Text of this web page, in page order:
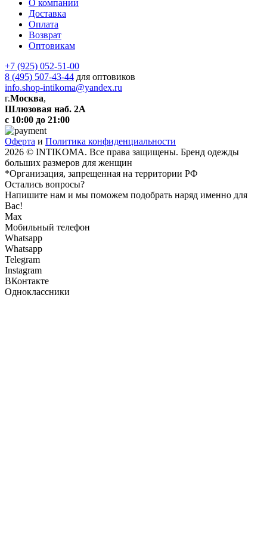
О компании
Доставка
Оплата
Возврат
Оптовикам
+7 (925) 052-51-00
8 (495) 507-43-44 для оптовиков
info.shop-intikoma@yandex.ru
г.Москва,
Шлюзовая наб. 2А
с 10:00 до 21:00
Оферта и Политика конфиденциальности
2026 © INTIKOMA. Все права защищены. Бренд одежды
больших размеров для женщин
*Организация, запрещенная на территории РФ
Остались вопросы?
Напишите нам и мы поможем подобрать наряд именно для
Вас!
Max
Мобильный телефон
Whatsapp
Whatsapp
Telegram
Instagram
ВКонтакте
Одноклассники